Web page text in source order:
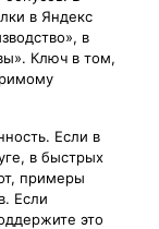
в Яндекс
в
Ключ в том,
Если в
в быстрых
примеры
Если
это